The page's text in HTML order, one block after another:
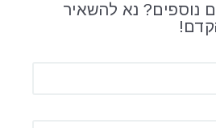
נוספים? נא להשאיר